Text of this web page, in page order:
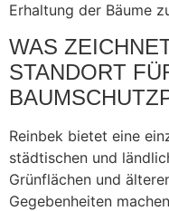
Erhaltung der Bäume
WAS
STANDORT
Reinbek bietet eine
städtischen und
Grünflächen und
Gegebenheiten